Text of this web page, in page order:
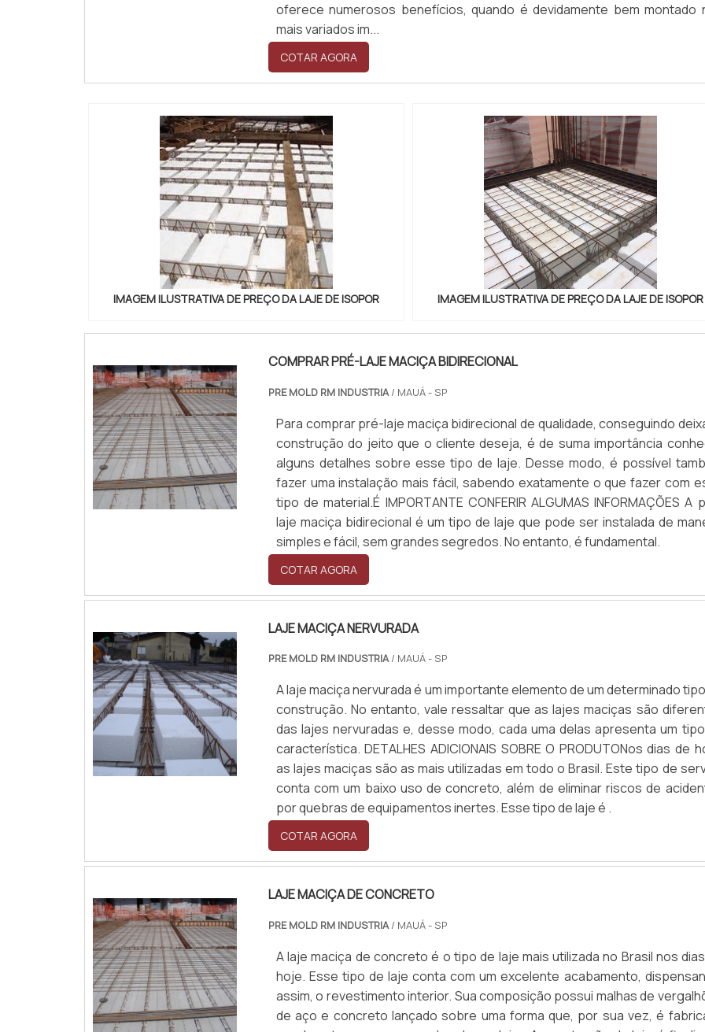
oferece numerosos benefícios, quando é devidamente bem montado
mais variados im...
COTAR AGORA
IMAGEM ILUSTRATIVA DE PREÇO DA LAJE DE ISOPOR IMAGEM ILUSTRATIVA DE PREÇO DA LAJE DE ISOPOR
COMPRAR PRÉ-LAJE MACIÇA BIDIRECIONAL
PRE MOLD RM INDUSTRIA / MAUÁ - SP
Para comprar pré-laje maciça bidirecional de qualidade, conseguindo
construção do jeito que o cliente deseja, é de suma importância
alguns detalhes sobre esse tipo de laje. Desse modo, é possível
fazer uma instalação mais fácil, sabendo exatamente o que fazer com
tipo de material.É IMPORTANTE CONFERIR ALGUMAS INFORMAÇÕES A
laje maciça bidirecional é um tipo de laje que pode ser instalada de
simples e fácil, sem grandes segredos. No entanto, é fundamental.
COTAR AGORA
LAJE MACIÇA NERVURADA
PRE MOLD RM INDUSTRIA/ MAUÁ - SP
A laje maciça nervurada é um importante elemento de um determinado
construção. No entanto, vale ressaltar que as lajes maciças são
das lajes nervuradas e, desse modo, cada uma delas apresenta um
característica. DETALHES ADICIONAIS SOBRE O PRODUTONos dias de
as lajes maciças são as mais utilizadas em todo o Brasil. Este tipo de
conta com um baixo uso de concreto, além de eliminar riscos de
por quebras de equipamentos inertes. Esse tipo de laje é .
COTAR AGORA
LAJE MACIÇA DE CONCRETO
PRE MOLD RM INDUSTRIA/ MAUÁ - SP
A laje maciça de concreto é o tipo de laje mais utilizada no Brasil nos
hoje. Esse tipo de laje conta com um excelente acabamento,
assim, o revestimento interior. Sua composição possui malhas de
de aço e concreto lançado sobre uma forma que, por sua vez, é